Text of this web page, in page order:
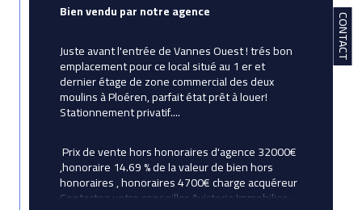
CONTACT
Bien vendu par notre agence
Juste avant l'entrée de Vannes Ouest ! trés bon
emplacement pour ce local situé au 1 er et
dernier étage de zone commercial des deux
moulins à Ploéren, parfait état prêt à louer!
Stationnement privatif....
,honoraire 14.69 % de la valeur de bien hors
honoraires , honoraires 4700€ charge acquéreur
Contactez votre conseiller Avictoria Immobilier :